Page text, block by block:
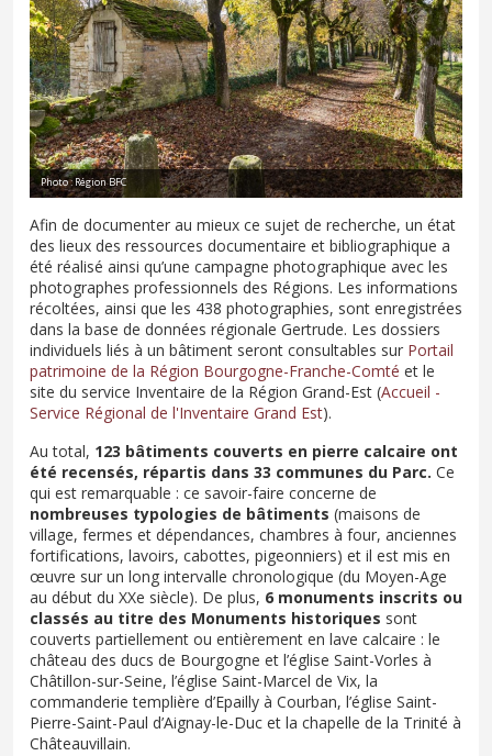
Photo : Région BFC
Afin de documenter au mieux ce sujet de recherche, un état
des lieux des ressources documentaire et bibliographique a
été réalisé ainsi qu’une campagne photographique avec les
photographes professionnels des Régions. Les informations
récoltées, ainsi que les 438 photographies, sont enregistrées
dans la base de données régionale Gertrude. Les dossiers
individuels liés à un bâtiment seront consultables sur Portail
patrimoine de la Région Bourgogne-Franche-Comté et le
site du service Inventaire de la Région Grand-Est (Accueil -
Service Régional de l'Inventaire Grand Est).
Au total, 123 bâtiments couverts en pierre calcaire ont
été recensés, répartis dans 33 communes du Parc. Ce
qui est remarquable : ce savoir-faire concerne de
nombreuses typologies de bâtiments (maisons de
village, fermes et dépendances, chambres à four, anciennes
fortifications, lavoirs, cabottes, pigeonniers) et il est mis en
œuvre sur un long intervalle chronologique (du Moyen-Age
au début du XXe siècle). De plus, 6 monuments inscrits ou
classés au titre des Monuments historiques sont
couverts partiellement ou entièrement en lave calcaire : le
château des ducs de Bourgogne et l’église Saint-Vorles à
Châtillon-sur-Seine, l’église Saint-Marcel de Vix, la
commanderie templière d’Epailly à Courban, l’église Saint-
Pierre-Saint-Paul d’Aignay-le-Duc et la chapelle de la Trinité à
Châteauvillain.